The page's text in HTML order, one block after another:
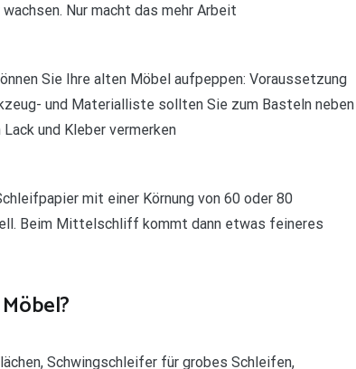
Nur macht das mehr Arbeit
Sie Ihre alten Möbel aufpeppen: Voraussetzung
und Materialliste sollten Sie zum Basteln neben
und Kleber vermerken
mit einer Körnung von 60 oder 80
Beim Mittelschliff kommt dann etwas feineres
Schwingschleifer für grobes Schleifen,